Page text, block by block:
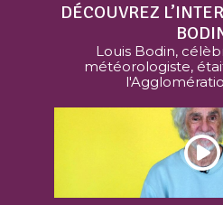
DÉCOUVREZ
Louis Bodin,
météorologiste,